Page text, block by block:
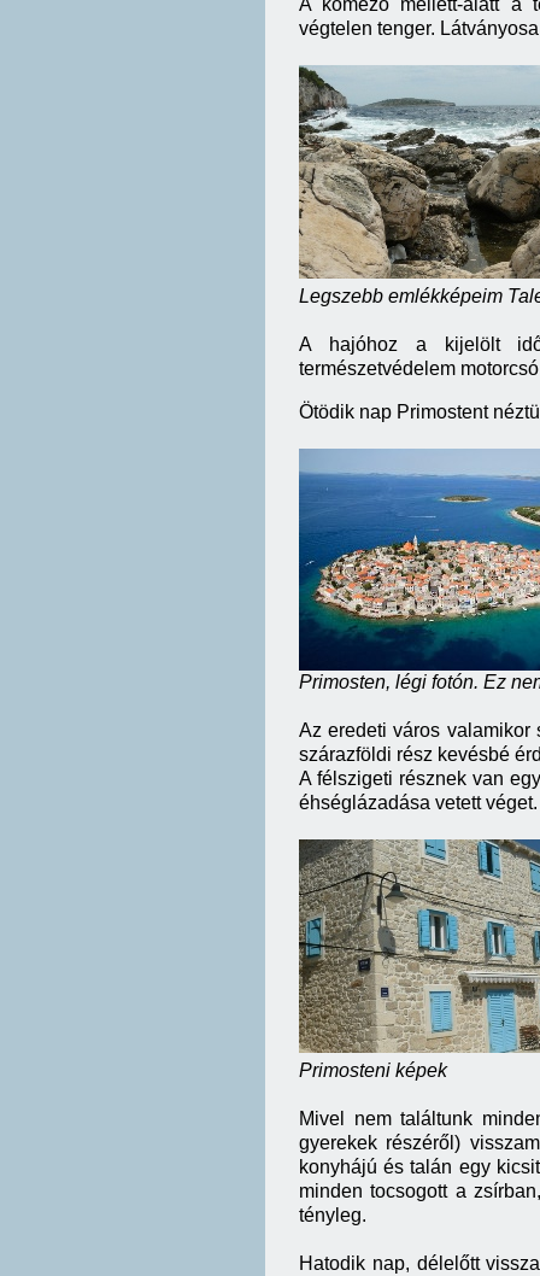
A kőmező mellett-alatt a
végtelen tenger.
Legszebb emlékképeim
A hajóhoz a kijelölt
természetvédelem
Ötödik nap Primostent
Primosten, légi fotón. Ez
Az eredeti város valamikor
szárazföldi rész kevésbé
A félszigeti résznek van
éhséglázadása vetett véget.
Primosteni képek
Mivel nem találtunk
gyerekek részéről)
konyhájú és talán egy
minden tocsogott a
tényleg.
Hatodik nap, délelőtt